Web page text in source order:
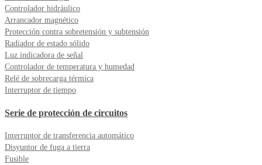
Controlador hidráulico
Arrancador magnético
Protección contra sobretensión y subtensión
Radiador de estado sólido
Luz indicadora de señal
Controlador de temperatura y humedad
Relé de sobrecarga térmica
Interruptor de tiempo
Serie de protección de circuitos
Interruptor de transferencia automático
Disyuntor de fuga a tierra
Fusible